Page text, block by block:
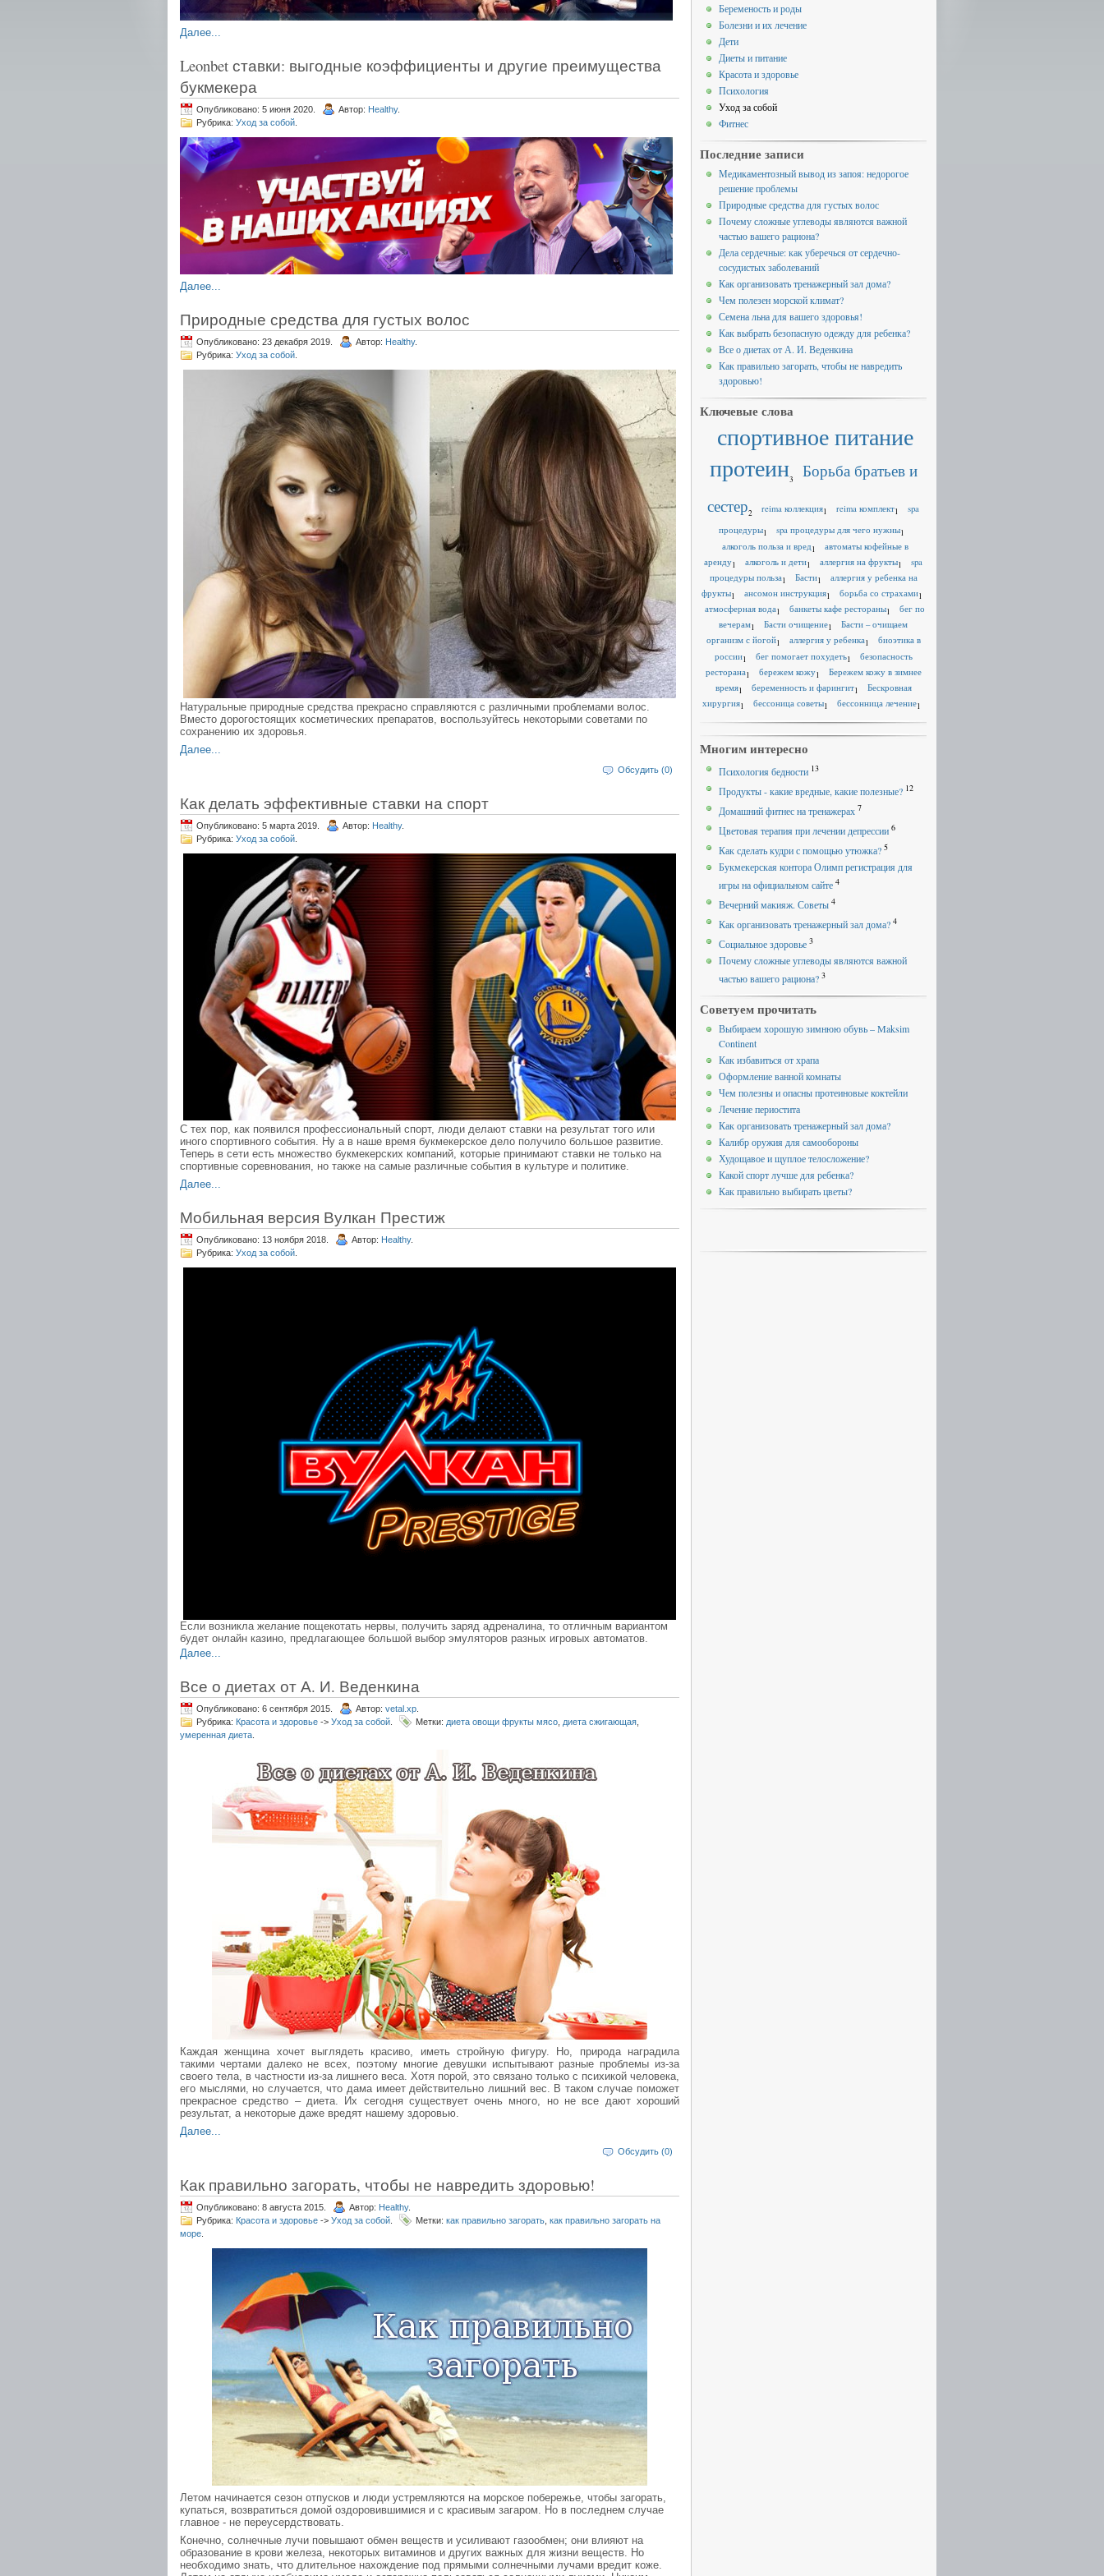
Далее...
Leonbet ставки: выгодные коэффициенты и другие преимущества
букмекера
Опубликовано: 5 июня 2020. Автор: Healthy.
Рубрика: Уход за собой
Далее...
Природные средства для густых волос
Опубликовано: 23 декабря 2019. Автор: Healthy.
Рубрика: Уход за собой
Натуральные природные средства прекрасно справляются с различными проблемами волос.
Вместо дорогостоящих косметических препаратов, воспользуйтесь некоторыми советами по
сохранению их здоровья.
Далее...
Обсудить (0)
Как делать эффективные ставки на спорт
Опубликовано: 5 марта 2019. Автор: Healthy.
Рубрика: Уход за собой
С тех пор, как появился профессиональный спорт, люди делают ставки на результат того или
иного спортивного события. Ну а в наше время букмекерское дело получило большое развитие.
Теперь в сети есть множество букмекерских компаний, которые принимают ставки не только на
спортивные соревнования, но также на самые различные события в культуре и политике.
Далее...
Мобильная версия Вулкан Престиж
Опубликовано: 13 ноября 2018. Автор: Healthy.
Рубрика: Уход за собой
Если возникла желание пощекотать нервы, получить заряд адреналина, то отличным вариантом
будет онлайн казино, предлагающее большой выбор эмуляторов разных игровых автоматов.
Далее...
Все о диетах от А. И. Веденкина
Опубликовано: 6 сентября 2015. Автор: vetal.xp
Рубрика: Красота и здоровье -> Уход за собой Метки: диета овощи фрукты мясо диета сжигающая
умеренная диета
Каждая женщина хочет выглядеть красиво, иметь стройную фигуру. Но, природа наградила
такими чертами далеко не всех, поэтому многие девушки испытывают разные проблемы из-за
своего тела, в частности из-за лишнего веса. Хотя порой, это связано только с психикой человека,
его мыслями, но случается, что дама имеет действительно лишний вес. В таком случае поможет
прекрасное средство – диета. Их сегодня существует очень много, но не все дают хороший
результат, а некоторые даже вредят нашему здоровью.
Далее...
Обсудить (0)
Как правильно загорать, чтобы не навредить здоровью!
Опубликовано: 8 августа 2015. Автор: Healthy.
Рубрика: Красота и здоровье -> Уход за собой Метки: как правильно загорать как правильно загорать на
море
Летом начинается сезон отпусков и люди устремляются на морское побережье, чтобы загорать,
купаться, возвратиться домой оздоровившимися и с красивым загаром. Но в последнем случае
главное - не переусердствовать.
Конечно, солнечные лучи повышают обмен веществ и усиливают газообмен; они влияют на
образование в крови железа, некоторых витаминов и других важных для жизни веществ. Но
необходимо знать, что длительное нахождение под прямыми солнечными лучами вредит коже.
Беременость и роды
Болезни и их лечение
Дети
Диеты и питание
Красота и здоровье
Психология
Уход за собой
Фитнес
Последние записи
Медикаментозный вывод из запоя: недорогое
решение проблемы
Природные средства для густых волос
Почему сложные углеводы являются важной
частью вашего рациона?
Дела сердечные: как уберечься от сердечно-
сосудистых заболеваний
Как организовать тренажерный зал дома?
Чем полезен морской климат?
Семена льна для вашего здоровья!
Как выбрать безопасную одежду для ребенка?
Все о диетах от А. И. Веденкина
Как правильно загорать, чтобы не навредить
здоровью!
Ключевые слова
спортивное питание
протеин3
Борьба братьев и
сестер2 reima коллекция1 reima комплект1
spa
процедуры1 spa процедуры для чего нужны1
алкоголь польза и вред1
автоматы кофейные в
аренду1 алкоголь и дети1 аллергия на фрукты1
spa
процедуры польза1 Басти1
аллергия у ребенка на
фрукты1 ансомон инструкция1 борьба со страхами1
атмосферная вода1 банкеты кафе рестораны1
бег по
вечерам1 Басти очищение1
Басти – очищаем
организм с йогой1 аллергия у ребенка1
биоэтика в
россии1 бег помогает похудеть1
безопасность
ресторана1 бережем кожу1
Бережем кожу в зимнее
время1 беременность и фарингит1
Бескровная
хирургия1 бессоница советы1 бессонница лечение1
Многим интересно
Психология бедности 13
Продукты - какие вредные, какие полезные? 12
Домашний фитнес на тренажерах 7
Цветовая терапия при лечении депрессии 6
Как сделать кудри с помощью утюжка? 5
Букмекерская контора Олимп регистрация для
игры на официальном сайте 4
Вечерний макияж. Советы 4
Как организовать тренажерный зал дома? 4
Социальное здоровье 3
Почему сложные углеводы являются важной
частью вашего рациона? 3
Советуем прочитать
Выбираем хорошую зимнюю обувь – Maksim
Continent
Как избавиться от храпа
Оформление ванной комнаты
Чем полезны и опасны протеиновые коктейли
Лечение периостита
Как организовать тренажерный зал дома?
Калибр оружия для самообороны
Худощавое и щуплое телосложение?
Какой спорт лучше для ребенка?
Как правильно выбирать цветы?